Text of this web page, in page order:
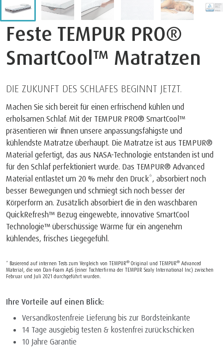
Feste TEMPUR PRO®
SmartCool™ Matratzen
DIE ZUKUNFT DES SCHLAFES BEGINNT JETZT.
Machen Sie sich bereit für einen erfrischend kühlen und
erholsamen Schlaf. Mit der TEMPUR PRO® SmartCool™
präsentieren wir Ihnen unsere anpassungsfähigste und
kühlendste Matratze überhaupt. Die Matratze ist aus TEMPUR®
Material gefertigt, das aus NASA-Technologie entstanden ist und
für den Schlaf perfektioniert wurde. Das TEMPUR® Advanced
Material entlastet um 20 % mehr den Druck*, absorbiert noch
besser Bewegungen und schmiegt sich noch besser der
Körperform an. Zusätzlich absorbiert die in den waschbaren
QuickRefresh™ Bezug eingewebte, innovative SmartCool
Technologie™ überschüssige Wärme für ein angenehm
kühlendes, frisches Liegegefühl.
* Basierend auf internen Tests zum Vergleich von TEMPUR® Original und TEMPUR® Advanced
Material, die von Dan-Foam ApS (einer Tochterfirma der TEMPUR Sealy International Inc) zwischen
Februar und Juli 2021 durchgeführt wurden.
Ihre Vorteile auf einen Blick:
Versandkostenfreie Lieferung bis zur Bordsteinkante
14 Tage ausgiebig testen & kostenfrei zurückschicken
10 Jahre Garantie